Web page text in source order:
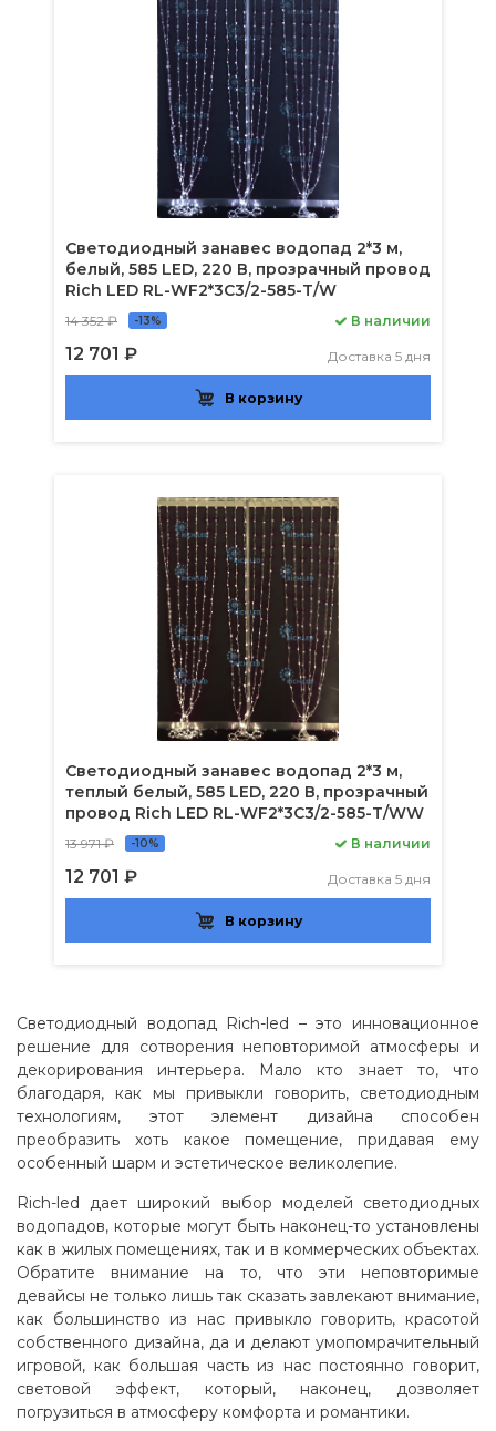
Светодиодный занавес водопад 2*3 м,
белый, 585 LED, 220 В, прозрачный провод
Rich LED RL-WF2*3C3/2-585-T/W
14 352 ₽ -13%
12 701 ₽
В наличии
Доставка 5 дня
В корзину
Светодиодный занавес водопад 2*3 м,
теплый белый, 585 LED, 220 В, прозрачный
провод Rich LED RL-WF2*3C3/2-585-T/WW
13 971 ₽ -10%
12 701 ₽
В наличии
Доставка 5 дня
В корзину
Светодиодный водопад Rich-led – это инновационное
решение для сотворения неповторимой атмосферы и
декорирования интерьера. Мало кто знает то, что
благодаря, как мы привыкли говорить, светодиодным
технологиям, этот элемент дизайна способен
преобразить хоть какое помещение, придавая ему
особенный шарм и эстетическое великолепие.
Rich-led дает широкий выбор моделей светодиодных
водопадов, которые могут быть наконец-то установлены
как в жилых помещениях, так и в коммерческих объектах.
Обратите внимание на то, что эти неповторимые
девайсы не только лишь так сказать завлекают внимание,
как большинство из нас привыкло говорить, красотой
собственного дизайна, да и делают умопомрачительный
игровой, как большая часть из нас постоянно говорит,
световой эффект, который, наконец, дозволяет
погрузиться в атмосферу комфорта и романтики.